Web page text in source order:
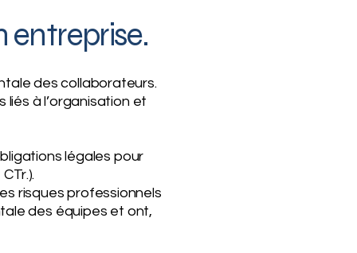
entreprise.
des collaborateurs.
à l’organisation et
légales pour
risques professionnels
des équipes et ont,